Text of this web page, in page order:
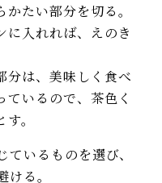
たい部分を切る。
に入れれば、えのき
分は、美味しく食べ
ているので、茶色く
。
いるものを選び、
る。